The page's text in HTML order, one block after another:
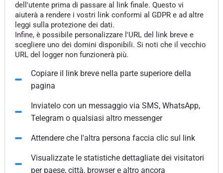
dell'utente prima di passare al link finale. Questo vi
aiuterà a rendere i vostri link conformi al GDPR e ad altre
leggi sulla protezione dei dati.
Infine, è possibile personalizzare l'URL del link breve e
scegliere uno dei domini disponibili. Si noti che il vecchio
URL del logger non funzionerà più.
Copiare il link breve nella parte superiore della
pagina
Inviatelo con un messaggio via SMS, WhatsApp,
Telegram o qualsiasi altro messenger
Attendere che l'altra persona faccia clic sul link
Visualizzate le statistiche dettagliate dei visitatori
per paese, città, browser e altro ancora